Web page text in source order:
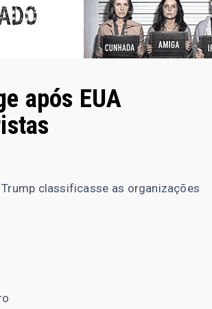
após EUA
classificasse as organizações